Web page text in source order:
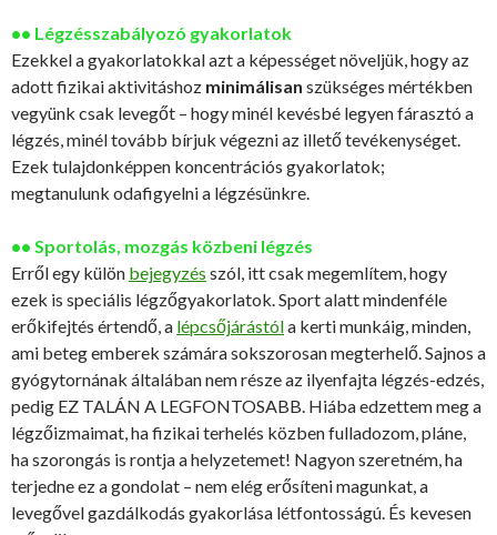
•• Légzésszabályozó gyakorlatok
Ezekkel a gyakorlatokkal azt a képességet növeljük, hogy az
adott fizikai aktivitáshoz minimálisan szükséges mértékben
vegyünk csak levegőt – hogy minél kevésbé legyen fárasztó a
légzés, minél tovább bírjuk végezni az illető tevékenységet.
Ezek tulajdonképpen koncentrációs gyakorlatok;
megtanulunk odafigyelni a légzésünkre.
•• Sportolás, mozgás közbeni légzés
Erről egy külön bejegyzés szól, itt csak megemlítem, hogy
ezek is speciális légzőgyakorlatok. Sport alatt mindenféle
erőkifejtés értendő, a lépcsőjárástóla kerti munkáig, minden,
ami beteg emberek számára sokszorosan megterhelő. Sajnos a
gyógytornának általában nem része az ilyenfajta légzés-edzés,
pedig EZ TALÁN A LEGFONTOSABB. Hiába edzettem meg a
légzőizmaimat, ha fizikai terhelés közben fulladozom, pláne,
ha szorongás is rontja a helyzetemet! Nagyon szeretném, ha
terjedne ez a gondolat – nem elég erősíteni magunkat, a
levegővel gazdálkodás gyakorlása létfontosságú. És kevesen